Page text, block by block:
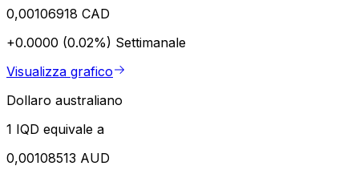
0,00106918 CAD
+0.0000 (0.02%) Settimanale
Visualizza grafico
Dollaro australiano
1 IQD equivale a
0,00108513 AUD